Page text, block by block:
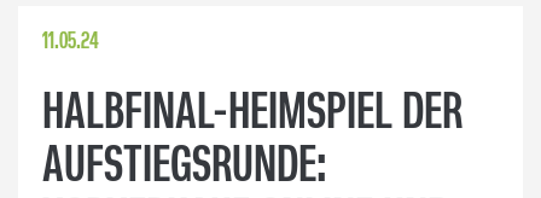
11.05.24
HALBFINAL-HEIMSPIEL DER
AUFSTIEGSRUNDE: